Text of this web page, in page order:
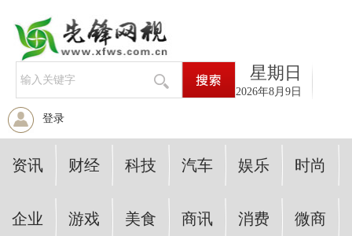
星期日
2026年8月9日
登录
资讯 财经 科技 汽车 娱乐 时尚
企业 游戏 美食 商讯 消费 微商